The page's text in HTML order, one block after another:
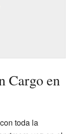
Cargo en
toda la